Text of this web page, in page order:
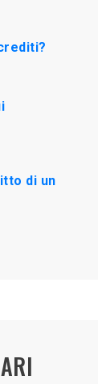
di un